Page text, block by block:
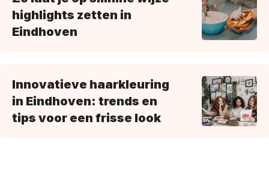
highlights zetten in
Eindhoven
Innovatieve haarkleuring
in Eindhoven: trends en
tips voor een frisse look